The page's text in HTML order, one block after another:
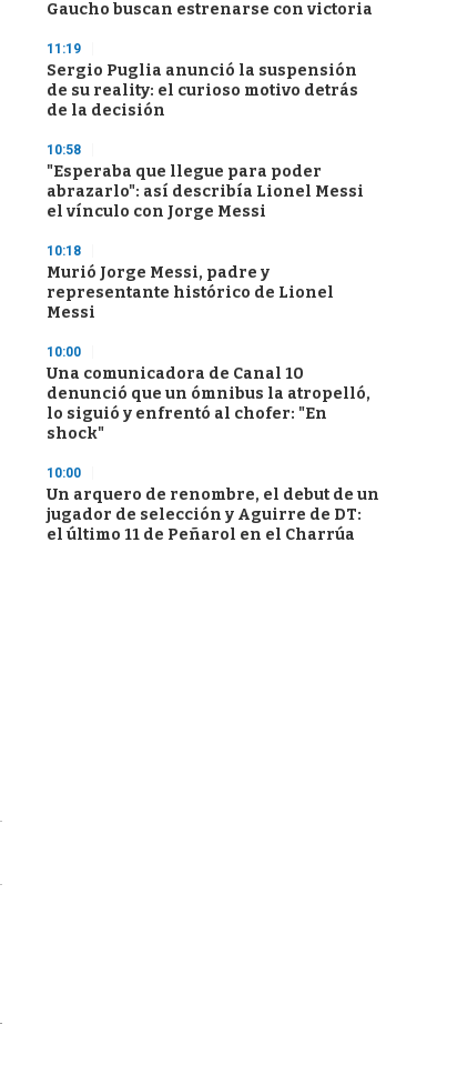
Gaucho buscan estrenarse con victoria
11:19
Sergio Puglia anunció la suspensión
de su reality: el curioso motivo detrás
de la decisión
10:58
"Esperaba que llegue para poder
abrazarlo": así describía Lionel Messi
el vínculo con Jorge Messi
10:18
Murió Jorge Messi, padre y
representante histórico de Lionel
Messi
10:00
Una comunicadora de Canal 10
denunció que un ómnibus la atropelló,
lo siguió y enfrentó al chofer: "En
shock"
10:00
Un arquero de renombre, el debut de un
jugador de selección y Aguirre de DT:
el último 11 de Peñarol en el Charrúa